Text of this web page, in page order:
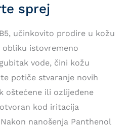
sprej
učinkovito prodire u kožu
obliku istovremeno
vode, čini kožu
potiče stvaranje novih
oštećene ili ozlijeđene
kod iritacija
nanošenja Panthenol